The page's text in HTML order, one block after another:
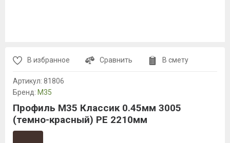
В избранное Сравнить В смету
Артикул: 81806
Бренд: М35
Профиль М35 Классик 0.45мм 3005
(темно-красный) РЕ 2210мм